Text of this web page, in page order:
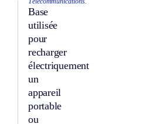
Base
utilisée
pour
recharger
électriquement
un
appareil
portable
ou